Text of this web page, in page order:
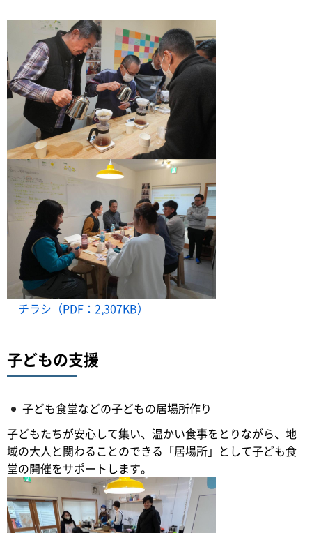
チラシ（PDF：2,307KB）
子どもの支援
子ども食堂などの子どもの居場所作り
子どもたちが安心して集い、温かい食事をとりながら、地
域の大人と関わることのできる「居場所」として子ども食
堂の開催をサポートします。